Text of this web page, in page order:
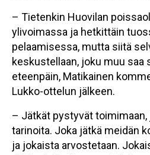
– Tietenkin Huovilan
ylivoimassa ja hetkittäin
pelaamisessa, mutta siitä
keskustellaan, joku muu saa
eteenpäin, Matikainen
Lukko-ottelun jälkeen.
– Jätkät pystyvät toimimaan,
tarinoita. Joka jätkä meidän
ja jokaista arvostetaan.